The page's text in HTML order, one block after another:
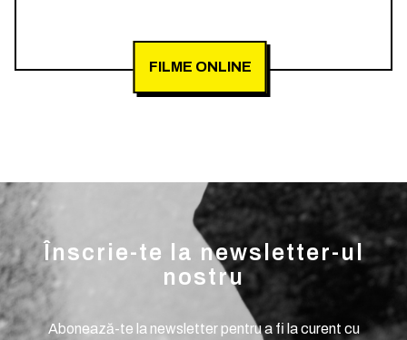
FILME ONLINE
Înscrie-te la newsletter-ul
nostru
Abonează-te la newsletter pentru a fi la curent cu